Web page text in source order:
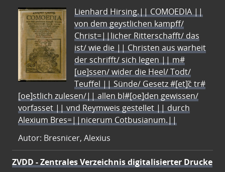
Lienhard Hirsing.|| COMOEDIA ||
von dem geystlichen kampff/
Christ=||licher Ritterschafft/ das
ist/ wie die || Christen aus warheit
der schrifft/ sich legen || m#
[ue]ssen/ wider die Heel/ Todt/
Teuffel || Sünde/ Gesetz #[et]c̃ tr#
[oe]stlich zulesen/|| allen bl#[oe]den gewissen/
vorfasset || vnd Reymweis gestellet || durch
Alexium Bres=||nicerum Cotbusianum.||
Autor: Bresnicer, Alexius
ZVDD - Zentrales Verzeichnis digitalisierter Drucke